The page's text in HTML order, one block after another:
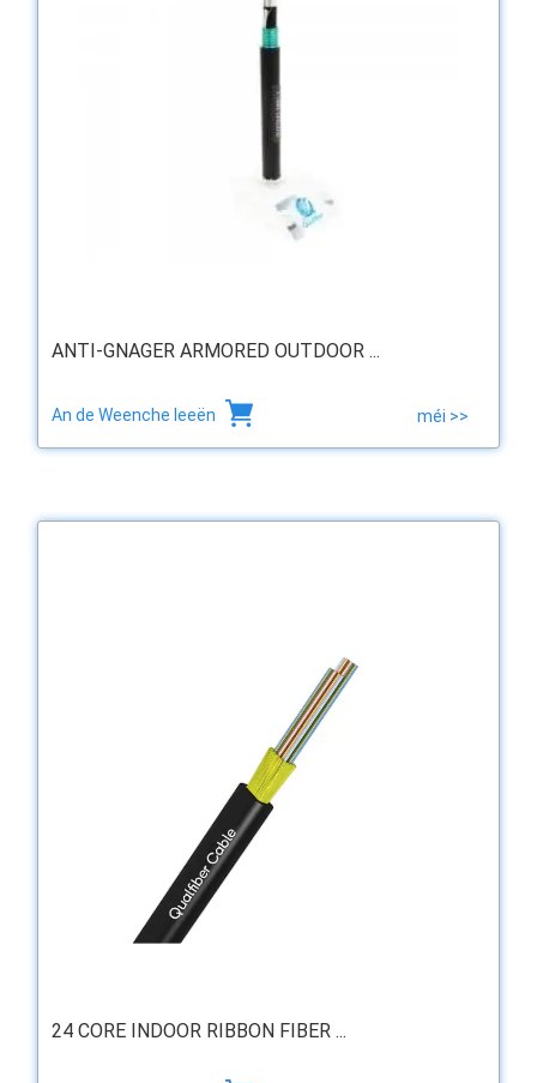
ANTI-GNAGER ARMORED OUTDOOR ...
An de Weenche leeën méi >>
24 CORE INDOOR RIBBON FIBER ...